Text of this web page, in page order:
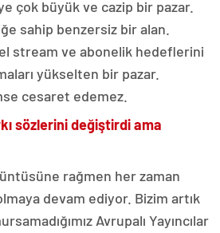
çok büyük ve cazip bir pazar.
sahip benzersiz bir alan.
stream ve abonelik hedeflerini
yükselten bir pazar.
cesaret edemez.
sözlerini değiştirdi ama
rağmen her zaman
devam ediyor. Bizim artık
Avrupalı Yayıncılar